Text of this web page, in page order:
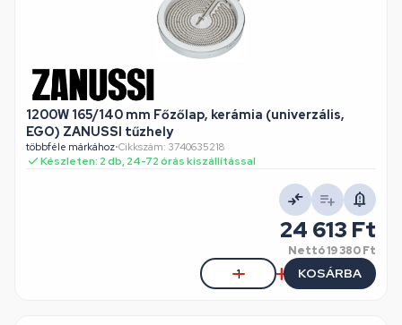
1200W 165/140 mm Főzőlap, kerámia (univerzális,
EGO) ZANUSSI tűzhely
többféle márkához•Cikkszám: 3740635218
Készleten: 2 db, 24-72 órás kiszállítással
24 613 Ft
Nettó19 380 Ft
KOSÁRBA